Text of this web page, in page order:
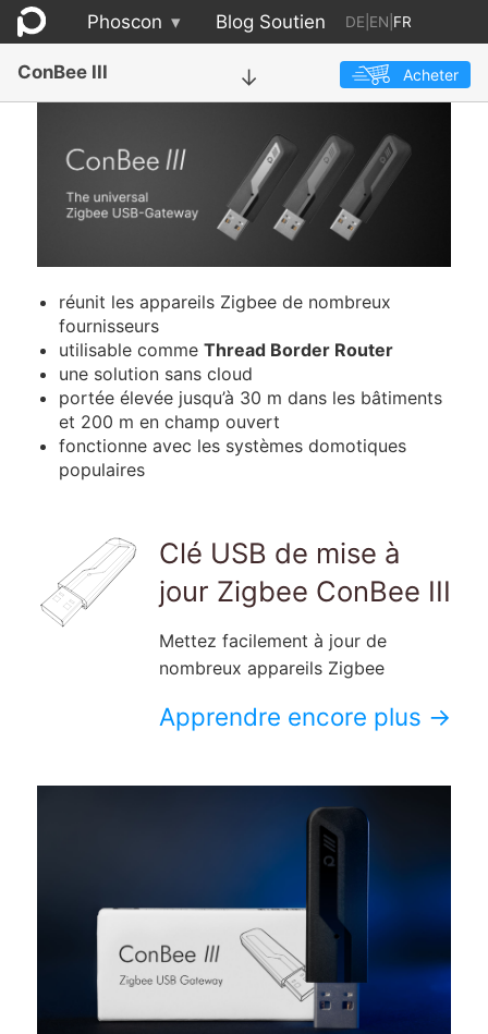
Phoscon ▾ Blog Soutien DE EN FR
ConBee III Acheter
→
réunit les appareils Zigbee de nombreux
fournisseurs
utilisable comme Thread Border Router
une solution sans cloud
portée élevée jusqu’à 30 m dans les bâtiments
et 200 m en champ ouvert
fonctionne avec les systèmes domotiques
populaires
Clé USB de mise à
jour Zigbee ConBee III
Mettez facilement à jour de
nombreux appareils Zigbee
Apprendre encore plus →